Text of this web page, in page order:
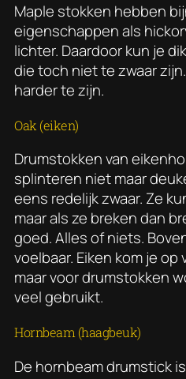
Maple stokken hebben
eigenschappen als
lichter. Daardoor kun je
die toch niet te zwaar
harder te zijn.
Oak (eiken)
Drumstokken van
splinteren niet maar
eens redelijk zwaar. Ze
maar als ze breken dan
goed. Alles of niets.
voelbaar. Eiken kom je
maar voor drumstokken
veel gebruikt.
Hornbeam (haagbeuk)
De hornbeam drumstick